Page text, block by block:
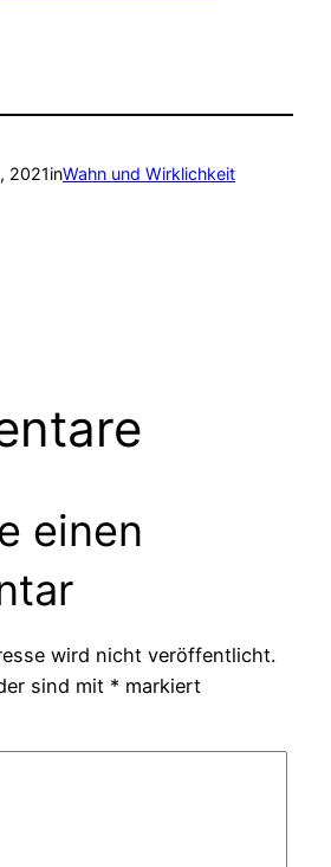
2021inWahn und Wirklichkeit
einen
wird nicht veröffentlicht.
sind mit * markiert